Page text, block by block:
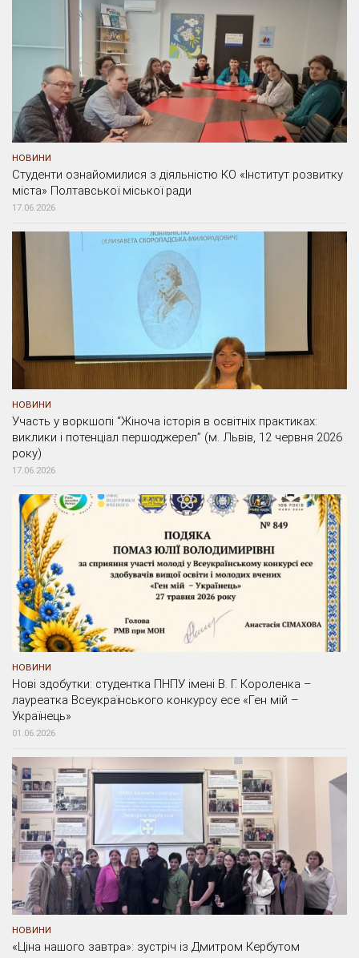
НОВИНИ
Студенти ознайомилися з діяльністю КО «Інститут розвитку
міста» Полтавської міської ради
17.06.2026
НОВИНИ
Участь у воркшопі “Жіноча історія в освітніх практиках:
виклики і потенціал першоджерел” (м. Львів, 12 червня 2026
року)
17.06.2026
НОВИНИ
Нові здобутки: студентка ПНПУ імені В. Г. Короленка –
лауреатка Всеукраїнського конкурсу есе «Ген мій –
Українець»
01.06.2026
НОВИНИ
«Ціна нашого завтра»: зустріч із Дмитром Кербутом